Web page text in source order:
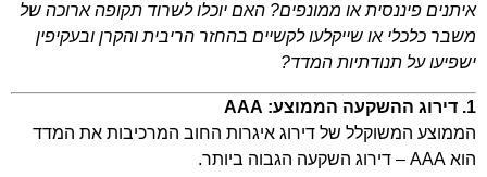
איתנים פיננסית או ממונפים? האם יוכלו לשרוד תקופה ארוכה של
משבר כלכלי או שייקלעו לקשיים בהחזר הריבית והקרן ובעקיפין
ישפיעו על תנודתיות המדד?
1. דירוג ההשקעה הממוצע: AAA
הממוצע המשוקלל של דירוג איגרות החוב המרכיבות את המדד
הוא AAA – דירוג השקעה הגבוה ביותר.